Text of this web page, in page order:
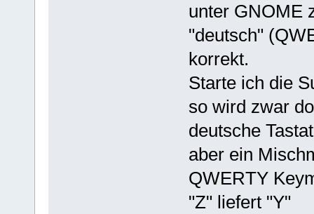
unter GNOME
"deutsch"
korrekt.
Starte ich die
so wird zwar
deutsche
aber ein
QWERTY
"Z" liefert "Y"